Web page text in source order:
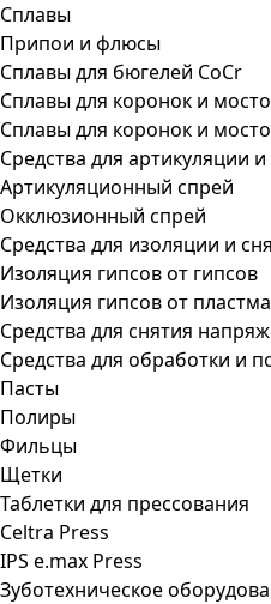
Сплавы
Припои и флюсы
Сплавы для бюгелей CoCr
Сплавы для коронок и
Сплавы для коронок и
Средства для артикуляции
Артикуляционный спрей
Окклюзионный спрей
Средства для изоляции и
Изоляция гипсов от гипсов
Изоляция гипсов от
Средства для снятия
Средства для обработки и
Пасты
Полиры
Фильцы
Щетки
Таблетки для прессования
Celtra Press
IPS e.max Press
Зуботехническое